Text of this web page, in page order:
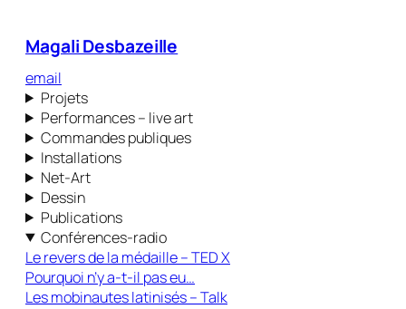
Magali Desbazeille
email
Projets
Performances – live art
Commandes publiques
Installations
Net-Art
Dessin
Publications
Conférences-radio
Le revers de la médaille – TED X
Pourquoi n’y a-t-il pas eu…
Les mobinautes latinisés – Talk